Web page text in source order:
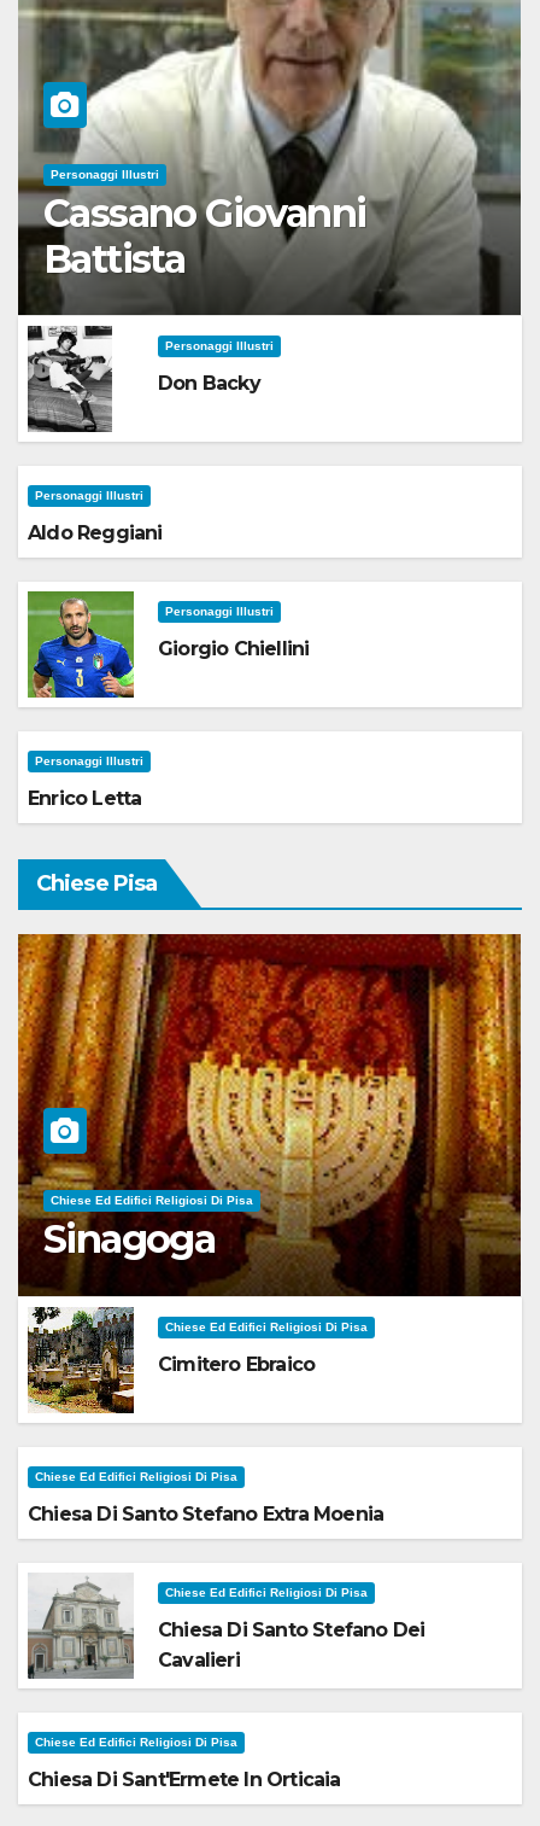
Personaggi Illustri
Cassano Giovanni
Battista
Personaggi Illustri
Don Backy
Personaggi Illustri
Aldo Reggiani
Personaggi Illustri
Giorgio Chiellini
Personaggi Illustri
Enrico Letta
Chiese Pisa
Chiese Ed Edifici Religiosi Di Pisa
Sinagoga
Chiese Ed Edifici Religiosi Di Pisa
Cimitero Ebraico
Chiese Ed Edifici Religiosi Di Pisa
Chiesa Di Santo Stefano Extra Moenia
Chiese Ed Edifici Religiosi Di Pisa
Chiesa Di Santo Stefano Dei
Cavalieri
Chiese Ed Edifici Religiosi Di Pisa
Chiesa Di Sant'Ermete In Orticaia